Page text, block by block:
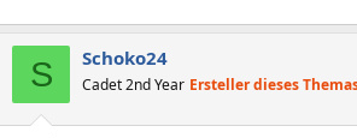
S Schoko24
Cadet 2nd Year Ersteller dieses